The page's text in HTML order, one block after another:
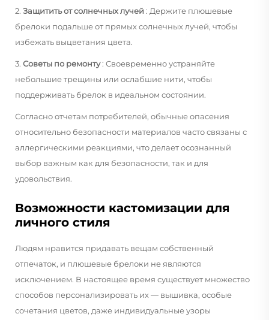
2. Защитить от солнечных лучей: Держите плюшевые
брелоки подальше от прямых солнечных лучей, чтобы
избежать выцветания цвета.
3. Советы по ремонту: Своевременно устраняйте
небольшие трещины или ослабшие нити, чтобы
поддерживать брелок в идеальном состоянии.
Согласно отчетам потребителей, обычные опасения
относительно безопасности материалов часто связаны с
аллергическими реакциями, что делает осознанный
выбор важным как для безопасности, так и для
удовольствия.
Возможности кастомизации для
личного стиля
Людям нравится придавать вещам собственный
отпечаток, и плюшевые брелоки не являются
исключением. В настоящее время существует множество
способов персонализировать их — вышивка, особые
сочетания цветов, даже индивидуальные узоры